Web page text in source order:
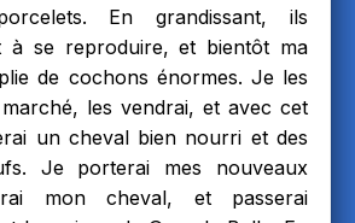
En grandissant, ils
à se reproduire, et bientôt ma
de cochons énormes. Je les
les vendrai, et avec cet
un cheval bien nourri et des
Je porterai mes nouveaux
mon cheval, et passerai